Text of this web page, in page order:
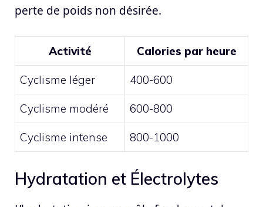
perte de poids non désirée.
Activité Calories par heure
Cyclisme léger 400-600
Cyclisme modéré 600-800
Cyclisme intense 800-1000
Hydratation et Électrolytes